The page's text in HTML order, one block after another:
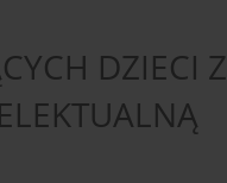
DZIECI Z